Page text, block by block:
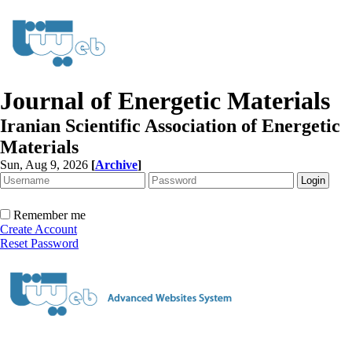
Journal of Energetic Materials
Iranian Scientific Association of Energetic
Materials
Sun, Aug 9, 2026 [Archive]
Remember me
Create Account
Reset Password